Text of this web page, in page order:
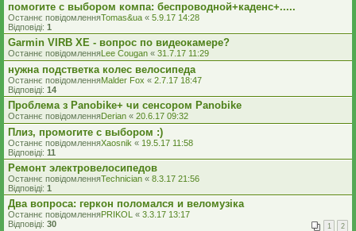
помогите с выбором компа: беспроводной+каденс+.....
Останнє повідомленняTomas&ua « 5.9.17 14:28
Відповіді: 1
Garmin VIRB XE - вопрос по видеокамере?
Останнє повідомленняLee Cougan « 31.7.17 11:29
нужна подстветка колес велосипеда
Останнє повідомленняMalder Fox « 2.7.17 18:47
Відповіді: 14
Проблема з Panobike+ чи сенсором Panobike
Останнє повідомленняDerian « 20.6.17 09:32
Плиз, промогите с выбором :)
Останнє повідомленняXaosnik « 19.5.17 11:58
Відповіді: 11
Ремонт электровелосипедов
Останнє повідомленняTechnician « 8.3.17 21:56
Відповіді: 1
Два вопроса: геркон поломался и веломузіка
Останнє повідомленняPRIKOL « 3.3.17 13:17
Відповіді: 30 1 2